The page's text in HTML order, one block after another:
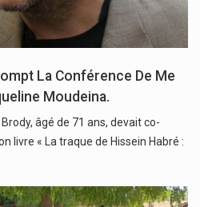
La Conférence De Me
Moudeina.
âgé de 71 ans, devait co-
livre « La traque de Hissein Habré :